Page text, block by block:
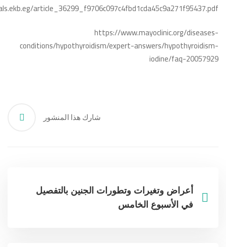
article_36299_f9706c097c4fbd1cda45c9a271f95437.pdf
https://www.mayoclinic.org/diseases-
conditions/hypothyroidism/expert-answers/hypothyroidism-
iodine/faq-20057929
شارك هذا المنشور
أعراض وتغيرات وتطورات الجنين بالتفصيل
في الأسبوع الخامس